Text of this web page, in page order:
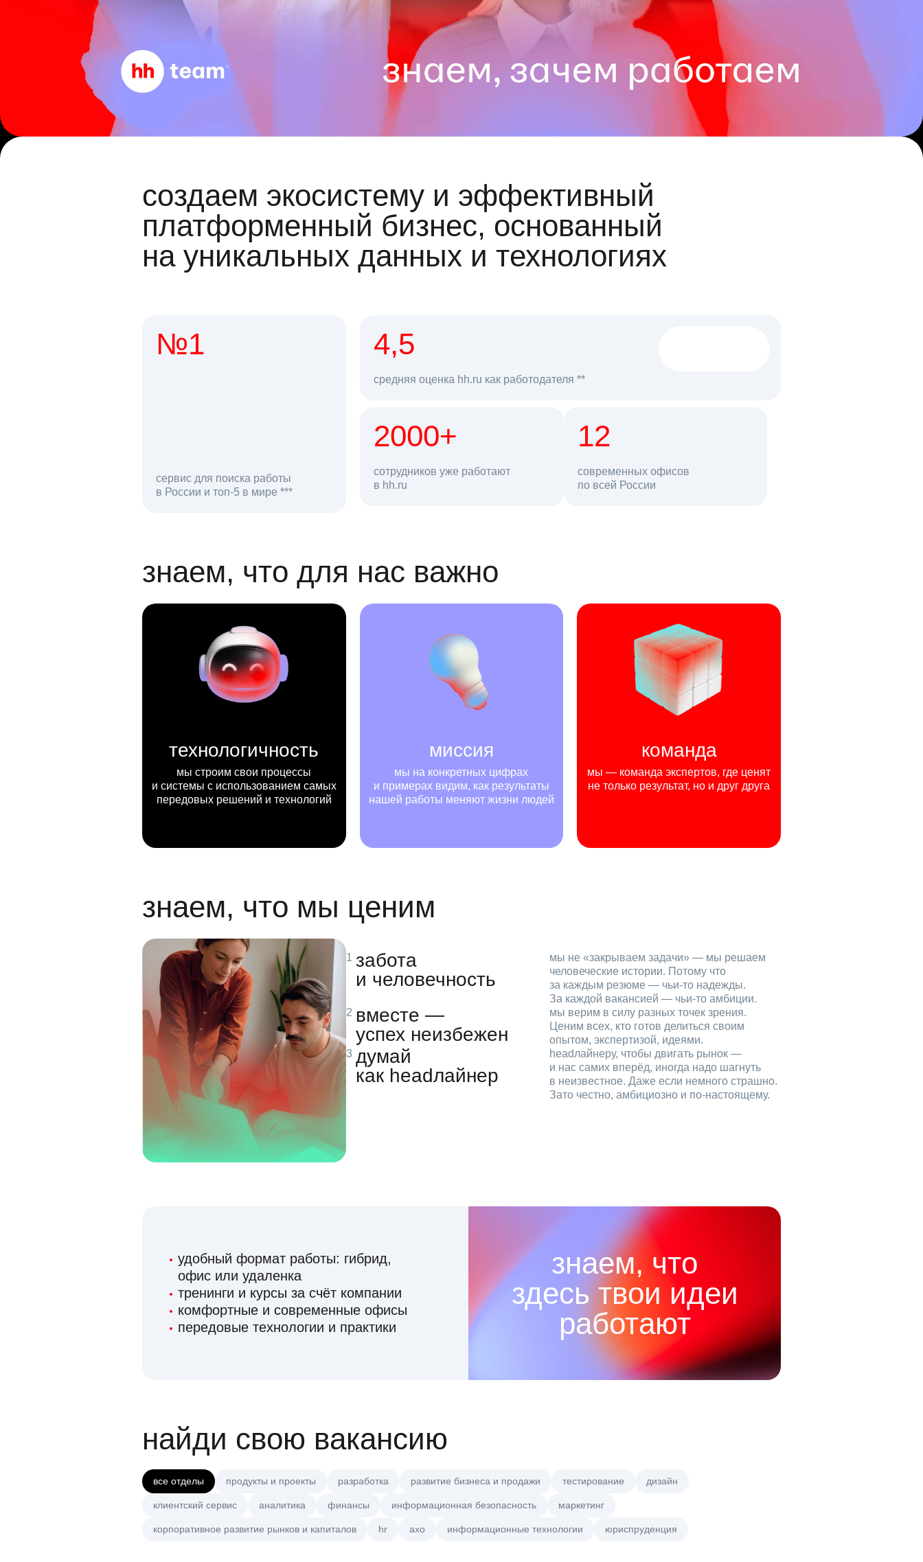
создаем экосистему и эффективный
платформенный бизнес, основанный
на уникальных данных и технологиях
№1
сервис для поиска работы
в России и топ-5 в мире ***
откликов на вакансии
4,5
средняя оценка hh.ru как работодателя **
2000+
сотрудников уже работают
в hh.ru
68 млн 12
современных офисов
по всей Россиипользователей в день
знаем, что для нас важно
технологичность
мы строим свои процессы
и системы с использованием самых
передовых решений и технологий
миссия
мы на конкретных цифрах
и примерах видим, как результаты
нашей работы меняют жизни людей
команда
мы — команда экспертов, где ценят
не только результат, но и друг друга
знаем, что мы ценим
забота
и человечность
мы не «закрываем задачи» — мы решаем
человеческие истории. Потому что
за каждым резюме — чьи‑то надежды.
За каждой вакансией — чьи‑то амбиции.
вместе —
успех неизбежен
мы верим в силу разных точек зрения.
Ценим всех, кто готов делиться своим
опытом, экспертизой, идеями.
думай
как headлайнер
headлайнеру, чтобы двигать рынок —
и нас самих вперёд, иногда надо шагнуть
в неизвестное. Даже если немного страшно.
Зато честно, амбициозно и по‑настоящему.
удобный формат работы: гибрид,
офис или удаленка
тренинги и курсы за счёт компании
комфортные и современные офисы
передовые технологии и практики
знаем, что
здесь твои идеи
работают
найди свою вакансию
все отделы продукты и проекты разработка развитие бизнеса и продажи тестирование дизайн
клиентский сервис аналитика финансы информационная безопасность маркетинг
корпоративное развитие рынков и капиталов hr axo информационные технологии юриспруденция